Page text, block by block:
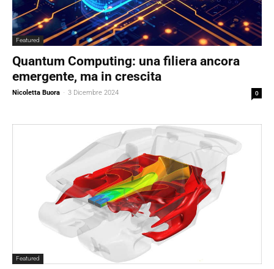
Featured
Quantum Computing: una filiera ancora
emergente, ma in crescita
Nicoletta Buora - 3 Dicembre 2024 0
Featured